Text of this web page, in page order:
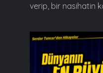
verip, bir nasihatin